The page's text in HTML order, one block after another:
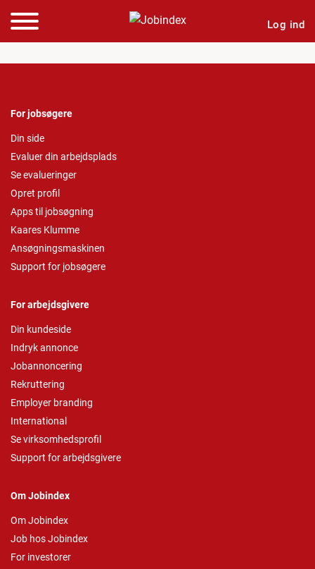
Log ind
For jobsøgere
Din side
Evaluer din arbejdsplads
Se evalueringer
Opret profil
Apps til jobsøgning
Kaares Klumme
Ansøgningsmaskinen
Support for jobsøgere
For arbejdsgivere
Din kundeside
Indryk annonce
Jobannoncering
Rekruttering
Employer branding
International
Se virksomhedsprofil
Support for arbejdsgivere
Om Jobindex
Om Jobindex
Job hos Jobindex
For investorer